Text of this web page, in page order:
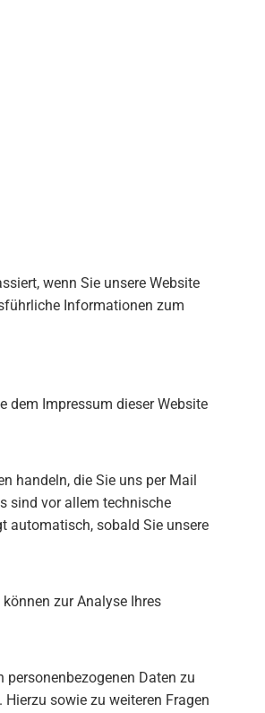
wenn Sie unsere Website
Informationen zum
dem Impressum dieser Website
handeln, die Sie uns per Mail
sind vor allem technische
automatisch, sobald Sie unsere
zur Analyse Ihres
Daten zu
sowie zu weiteren Fragen